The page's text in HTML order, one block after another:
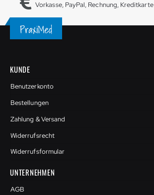
Vorkasse, PayPal, Rechnung, Kreditkarte
KUNDE
Benutzerkonto
Bestellungen
Zahlung & Versand
Widerrufsrecht
Widerrufsformular
UNTERNEHMEN
AGB